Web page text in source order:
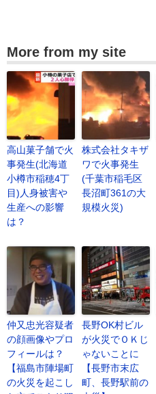
More from my site
高山菓子舗で火
事発生(北海道
小樽市稲穂4丁
目)人身被害や
生産への影響
は？
株式会社タキザ
ワで火事発生
(千葉市稲毛区
長沼町361の大
規模火災)
仲又忠光容疑者
の顔画像やプロ
フィールは？
【福島市陣場町
の火災を起こし
長野OK村ビル
が火災でＯＫじ
ゃないことに
【長野市末広
町、長野駅前の